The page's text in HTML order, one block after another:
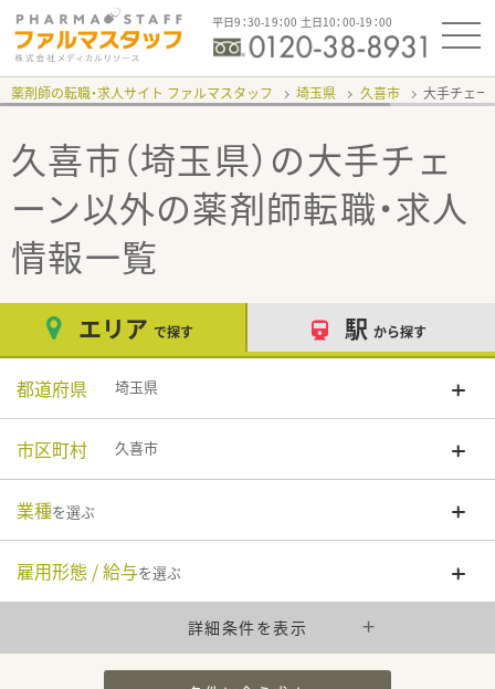
平日9：30-19：00 土日10：00-19：00
薬剤師の転職・求人サイト ファルマスタッフ 埼玉県 久喜市 大手チェー
久喜市（埼玉県）の大手チェ
ーン以外の薬剤師転職・求人
情報一覧
エリア で探す 駅 から探す
都道府県 埼玉県
市区町村 久喜市
業種を選ぶ
雇用形態 / 給与を選ぶ
詳細条件を表示